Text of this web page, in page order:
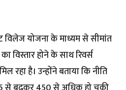
विलेज योजना के माध्यम से सीमांत
विस्तार होने के साथ रिवर्स
रहा है। उन्होंने बताया कि नीति